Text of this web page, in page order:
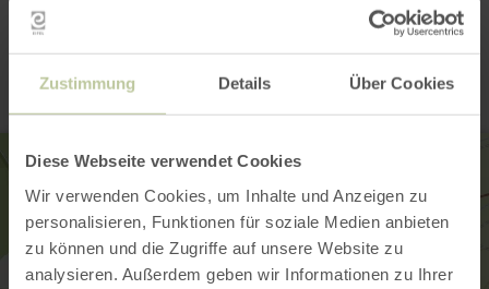
Zustimmung Details Über Cookies
Diese Webseite verwendet Cookies
Wir verwenden Cookies, um Inhalte und Anzeigen zu
personalisieren, Funktionen für soziale Medien anbieten
zu können und die Zugriffe auf unsere Website zu
analysieren. Außerdem geben wir Informationen zu Ihrer
Contact